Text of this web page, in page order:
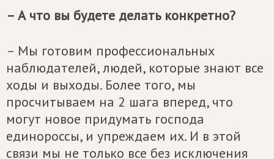
– А что вы будете делать конкретно?
– Мы готовим профессиональных
наблюдателей, людей, которые знают все
ходы и выходы. Более того, мы
просчитываем на 2 шага вперед, что
могут новое придумать господа
единороссы, и упреждаем их. И в этой
связи мы не только все без исключения